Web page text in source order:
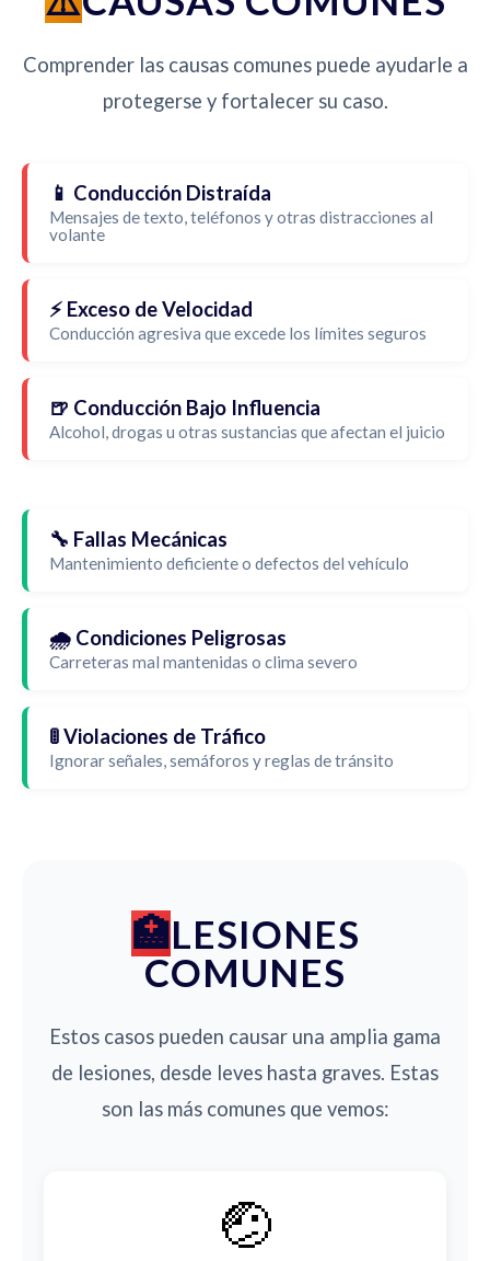
Comprender las causas comunes puede ayudarle a
protegerse y fortalecer su caso.
📱 Conducción Distraída
Mensajes de texto, teléfonos y otras distracciones al
volante
⚡ Exceso de Velocidad
Conducción agresiva que excede los límites seguros
🍺 Conducción Bajo Influencia
Alcohol, drogas u otras sustancias que afectan el juicio
🔧 Fallas Mecánicas
Mantenimiento deficiente o defectos del vehículo
🌧️ Condiciones Peligrosas
Carreteras mal mantenidas o clima severo
🚦 Violaciones de Tráfico
Ignorar señales, semáforos y reglas de tránsito
LESIONES
COMUNES
Estos casos pueden causar una amplia gama
de lesiones, desde leves hasta graves. Estas
son las más comunes que vemos:
🤕